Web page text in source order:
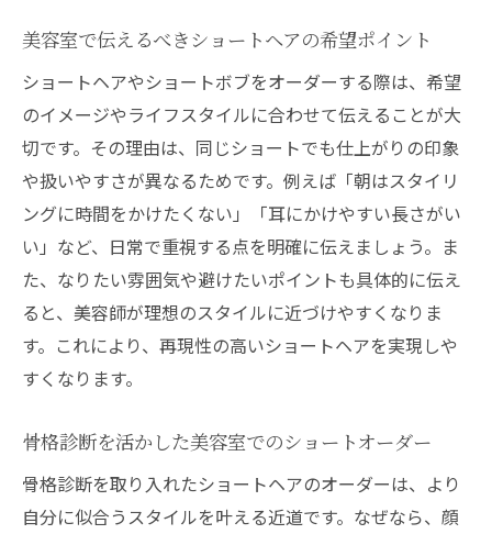
美容室で伝えるべきショートヘアの希望ポイント
ショートヘアやショートボブをオーダーする際は、希望
のイメージやライフスタイルに合わせて伝えることが大
切です。その理由は、同じショートでも仕上がりの印象
や扱いやすさが異なるためです。例えば「朝はスタイリ
ングに時間をかけたくない」「耳にかけやすい長さがい
い」など、日常で重視する点を明確に伝えましょう。ま
た、なりたい雰囲気や避けたいポイントも具体的に伝え
ると、美容師が理想のスタイルに近づけやすくなりま
す。これにより、再現性の高いショートヘアを実現しや
すくなります。
骨格診断を活かした美容室でのショートオーダー
骨格診断を取り入れたショートヘアのオーダーは、より
自分に似合うスタイルを叶える近道です。なぜなら、顔